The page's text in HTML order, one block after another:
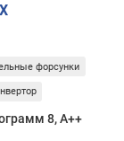
форсунки
8, A++